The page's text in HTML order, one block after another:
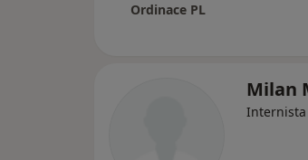
Ordinace PL
Milan
Internista